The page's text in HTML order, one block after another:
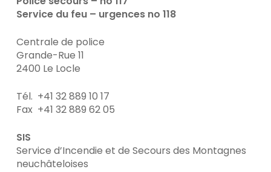
Service du feu – urgences no 118
Centrale de police
Grande-Rue 11
2400 Le Locle
Tél. +41 32 889 10 17
Fax +41 32 889 62 05
SIS
Service d’Incendie et de Secours des Montagnes
neuchâteloises